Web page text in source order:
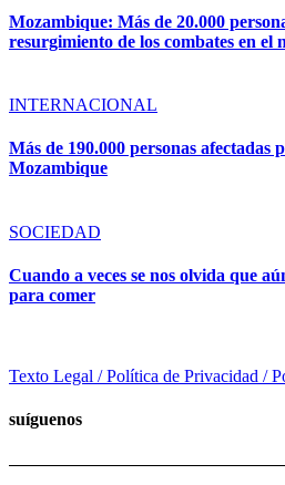
Mozambique: Más de 20.000
resurgimiento de los combates en el
INTERNACIONAL
Más de 190.000 personas afectadas
Mozambique
SOCIEDAD
Cuando a veces se nos olvida que
para comer
Texto Legal / Política de Privacidad /
suíguenos